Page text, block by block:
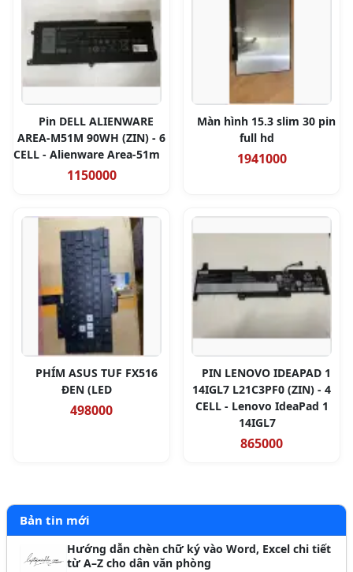
Pin DELL ALIENWARE
AREA-M51M 90WH (ZIN) - 6
CELL - Alienware Area-51m
1150000
Màn hình 15.3 slim 30 pin
full hd
1941000
PHÍM ASUS TUF FX516
ĐEN (LED
498000
PIN LENOVO IDEAPAD 1
14IGL7 L21C3PF0 (ZIN) - 4
CELL - Lenovo IdeaPad 1
14IGL7
865000
Bản tin mới
Hướng dẫn chèn chữ ký vào Word, Excel chi tiết
từ A–Z cho dân văn phòng